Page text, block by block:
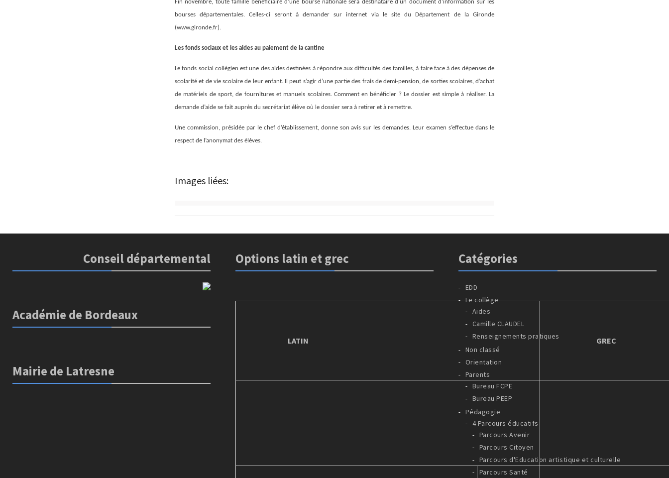
Fin novembre, toute famille bénéficiaire d’une bourse nationale sera destinataire d’un document d’information sur les
bourses départementales. Celles-ci seront à demander sur internet via le site du Département de la Gironde
(www.gironde.fr).
Les fonds sociaux et les aides au paiement de la cantine
Le fonds social collégien est une des aides destinées à répondre aux difficultés des familles, à faire face à des dépenses de
scolarité et de vie scolaire de leur enfant. Il peut s’agir d’une partie des frais de demi-pension, de sorties scolaires, d’achat
de matériels de sport, de fournitures et manuels scolaires. Comment en bénéficier ? Le dossier est simple à réaliser. La
demande d’aide se fait auprès du secrétariat élève où le dossier sera à retirer et à remettre.
Une commission, présidée par le chef d’établissement, donne son avis sur les demandes. Leur examen s’effectue dans le
respect de l’anonymat des élèves.
Images liées:
Conseil départemental
Académie de Bordeaux
Mairie de Latresne
Options latin et grec
LATIN GREC
Catégories
EDD
Le collège
Aides
Camille CLAUDEL
Renseignements pratiques
Non classé
Orientation
Parents
Bureau FCPE
Bureau PEEP
Pédagogie
4 Parcours éducatifs
Parcours Avenir
Parcours Citoyen
Parcours d'Education artistique et culturelle
Parcours Santé